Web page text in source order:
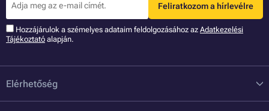
Feliratkozom a hírlevélre
Hozzájárulok a szémelyes adataim feldolgozásához az Adatkezelési
Tájékoztató alapján.
Elérhetőség